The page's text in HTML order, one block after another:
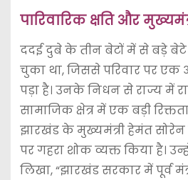
पारिवारिक क्षति और
ददई दुबे के तीन बेटों में से बड़े बेटे
चुका था, जिससे परिवार पर
पड़ा है। उनके निधन से राज्य में
सामाजिक क्षेत्र में एक बड़ी
झारखंड के मुख्यमंत्री हेमंत
पर गहरा शोक व्यक्त किया है।
लिखा, “झारखंड सरकार में पूर्व